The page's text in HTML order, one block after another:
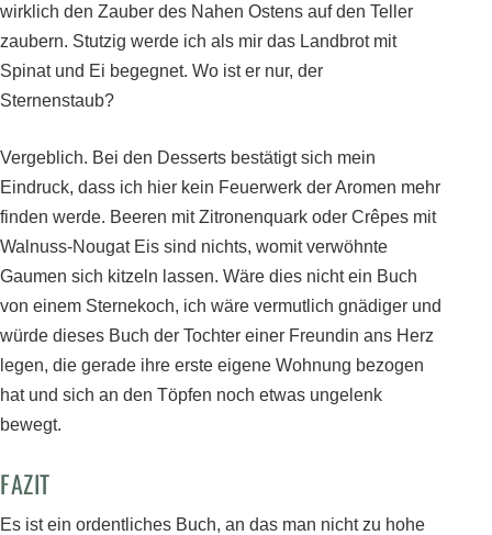
wirklich den Zauber des Nahen Ostens auf den Teller
zaubern. Stutzig werde ich als mir das Landbrot mit
Spinat und Ei begegnet. Wo ist er nur, der
Sternenstaub?
Vergeblich. Bei den Desserts bestätigt sich mein
Eindruck, dass ich hier kein Feuerwerk der Aromen mehr
finden werde. Beeren mit Zitronenquark oder Crêpes mit
Walnuss-Nougat Eis sind nichts, womit verwöhnte
Gaumen sich kitzeln lassen. Wäre dies nicht ein Buch
von einem Sternekoch, ich wäre vermutlich gnädiger und
würde dieses Buch der Tochter einer Freundin ans Herz
legen, die gerade ihre erste eigene Wohnung bezogen
hat und sich an den Töpfen noch etwas ungelenk
bewegt.
FAZIT
Es ist ein ordentliches Buch, an das man nicht zu hohe